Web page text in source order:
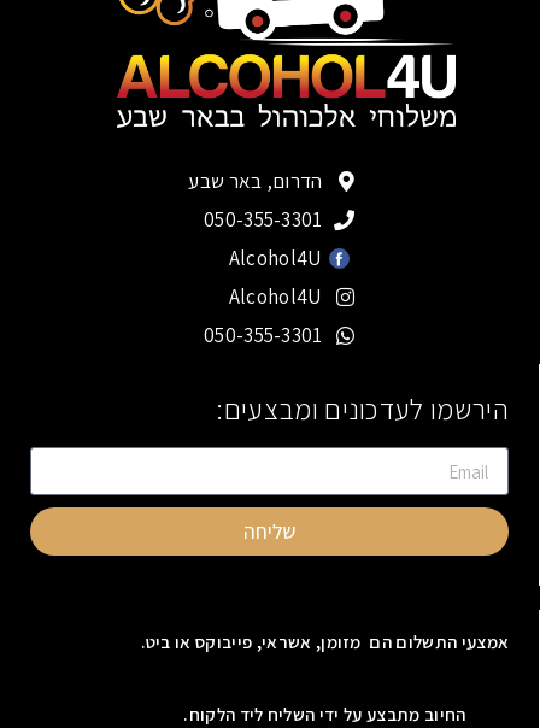
הדרום, באר שבע
050-355-3301
Alcohol4U
Alcohol4U
050-355-3301
הירשמו לעדכונים ומבצעים:
שליחה
אמצעי התשלום הם מזומן, אשראי, פייבוקס או ביט.
החיוב מתבצע על ידי השליח ליד הלקוח.